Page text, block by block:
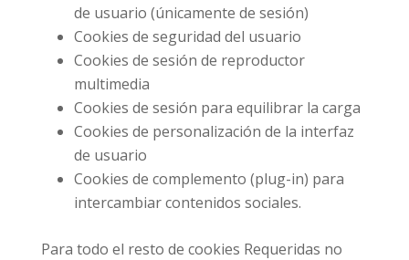
de usuario (únicamente de sesión)
Cookies de seguridad del usuario
Cookies de sesión de reproductor
multimedia
Cookies de sesión para equilibrar la carga
Cookies de personalización de la interfaz
de usuario
Cookies de complemento (plug-in) para
intercambiar contenidos sociales.
Para todo el resto de cookies Requeridas no